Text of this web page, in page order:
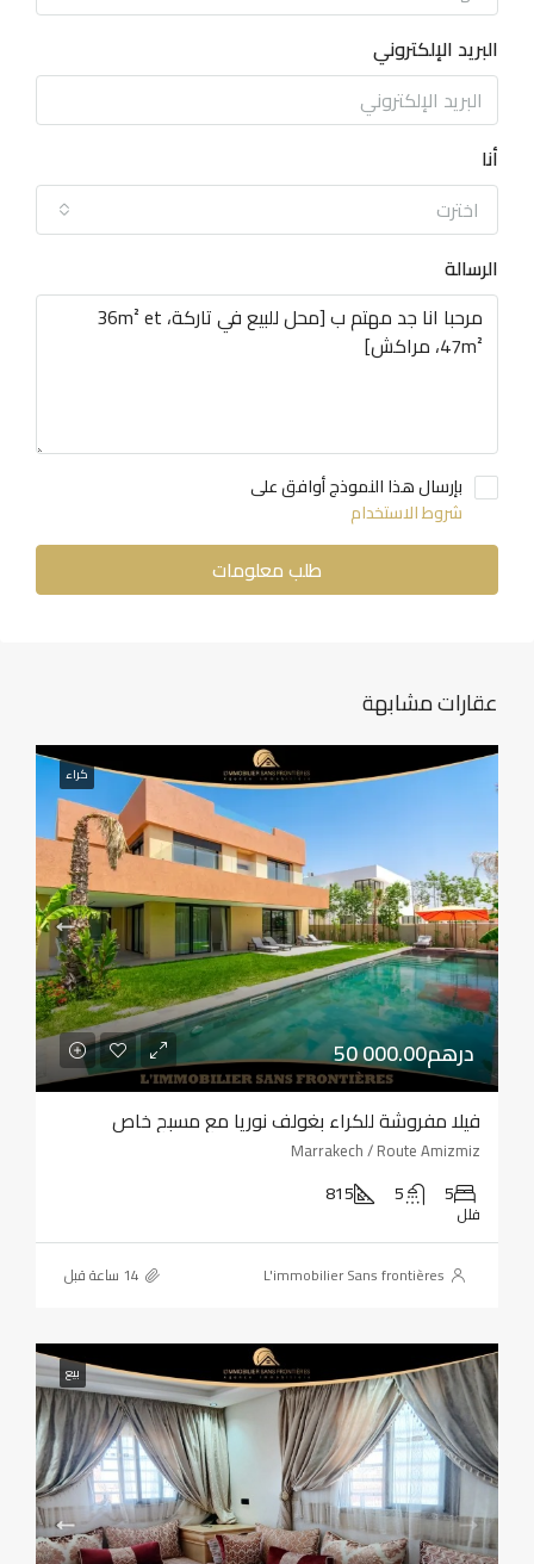
البريد الإلكتروني
أنا
اخترت
الرسالة
بإرسال هذا النموذج أوافق على
شروط الاستخدام
طلب معلومات
عقارات مشابهة
كراء
50 000.00درهم
فيلا مفروشة للكراء بغولف نوريا مع مسبح خاص
Marrakech / Route Amizmiz
5
5
815
فلل
L'immobilier Sans frontières
بيع